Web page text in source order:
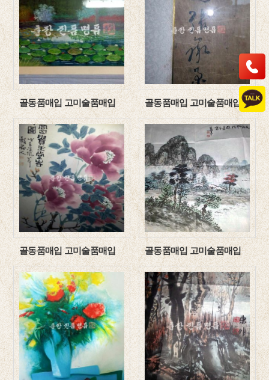
골동품매입 고미술품매입 골동품매입 고미술품매입
골동품매입 고미술품매입 골동품매입 고미술품매입